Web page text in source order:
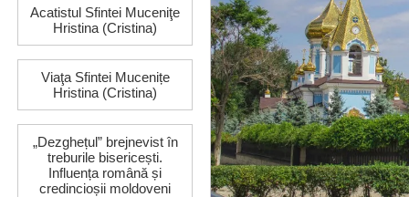
Acatistul Sfintei Muceniţe
Hristina (Cristina)
Viaţa Sfintei Mucenițe
Hristina (Cristina)
„Dezghețul” brejnevist în
treburile bisericești.
Influența română și
credincioșii moldoveni